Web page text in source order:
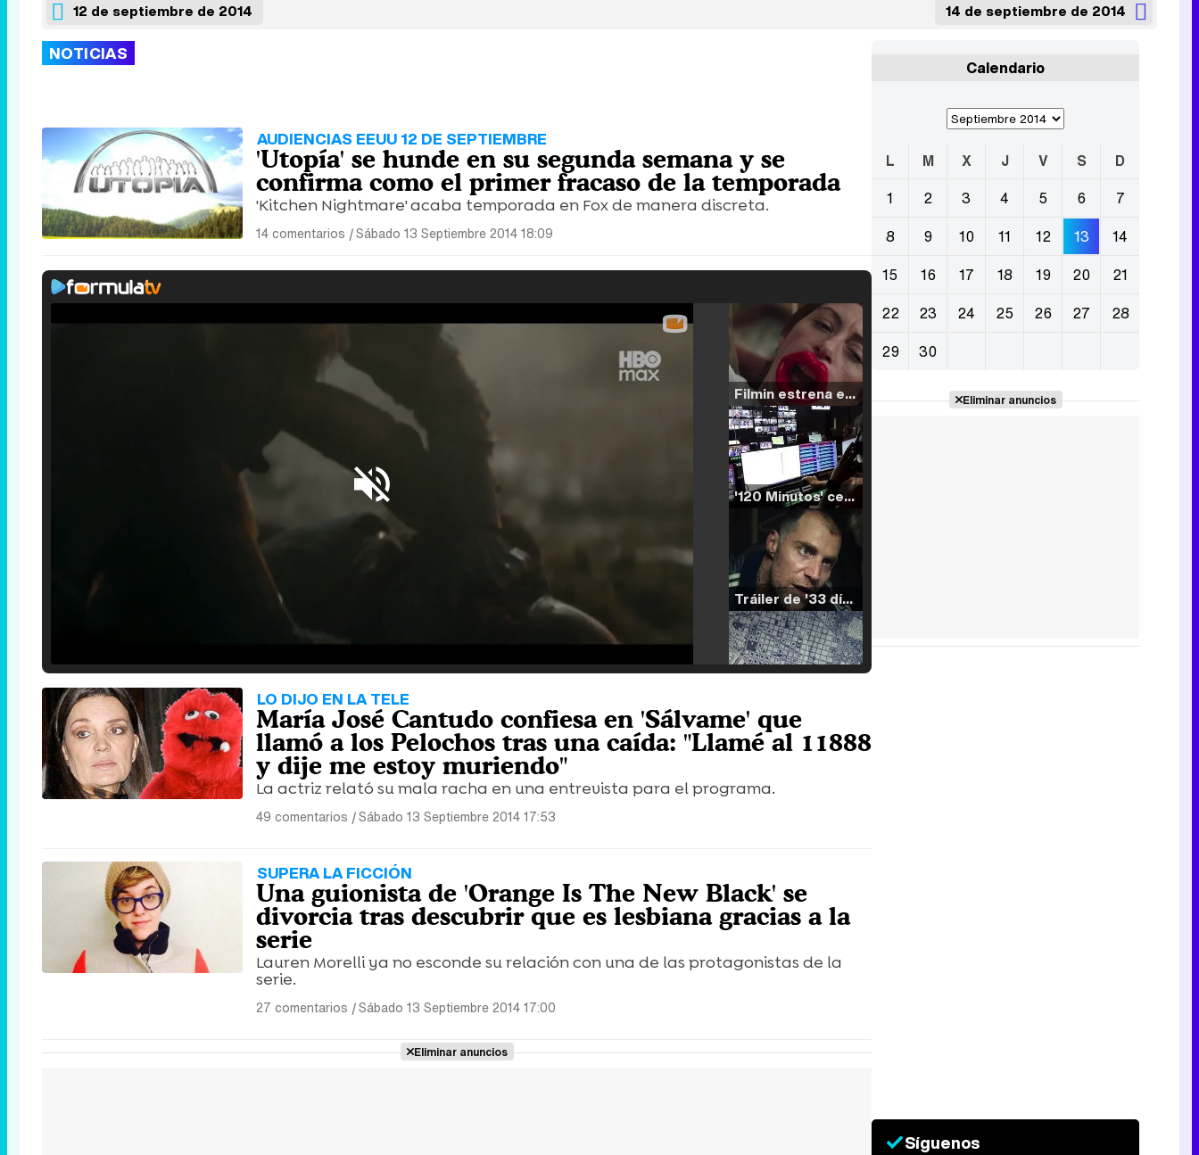
12 de septiembre de 2014 14 de septiembre de 2014
NOTICIAS
AUDIENCIAS EEUU 12 DE SEPTIEMBRE
'Utopía' se hunde en su segunda semana y se
confirma como el primer fracaso de la temporada
'Kitchen Nightmare' acaba temporada en Fox de manera discreta.
14 comentarios |Sábado 13 Septiembre 2014 18:09
Filmin estrena el tráiler de 'Millennial Mal', su nueva comedia universitaria de la mano de Lorena Iglesias
'120 Minutos' celebra sus 2.000 programas en Telemadrid con un vídeo del día a día en la redacción
Tráiler de '33 días', la nueva serie de Atresplayer con Julián Villagrán y José Manuel Poga
LO DIJO EN LA TELE
María José Cantudo confiesa en 'Sálvame' que
llamó a los Pelochos tras una caída: "Llamé al 11888
y dije me estoy muriendo"
La actriz relató su mala racha en una entrevista para el programa.
49 comentarios |Sábado 13 Septiembre 2014 17:53
SUPERA LA FICCIÓN
Una guionista de 'Orange Is The New Black' se
divorcia tras descubrir que es lesbiana gracias a la
serie
Lauren Morelli ya no esconde su relación con una de las protagonistas de la
serie.
27 comentarios |Sábado 13 Septiembre 2014 17:00
Eliminar anuncios
Calendario
L M X J V S
D
1
2 3 4 5 6
7
8
9 10 11 12 13
14
15
16 17 18 19 20
21
22
23 24 25 26 27
28
29
30
Eliminar anuncios
Síguenos